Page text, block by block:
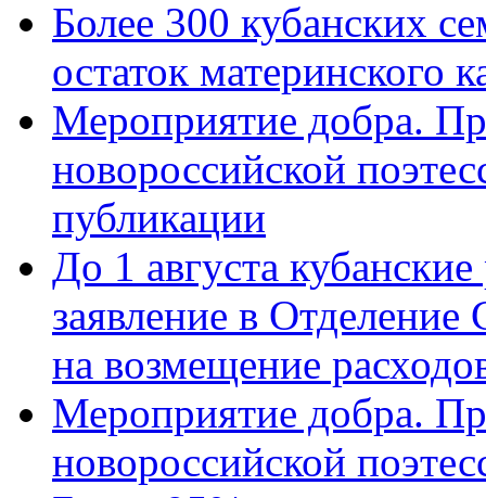
Более 300 кубанских
остаток материнского
Мероприятие добра.
новороссийской
публикации
До 1 августа
заявление в
на возмещение
Мероприятие добра.
новороссийской